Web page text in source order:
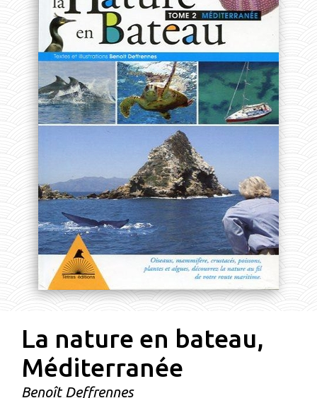
La nature en bateau,
Méditerranée
Benoît Deffrennes